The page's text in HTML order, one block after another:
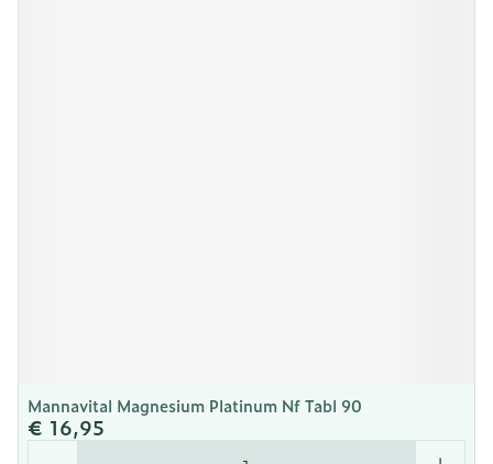
Mannavital Magnesium Platinum Nf Tabl 90
€ 16,95
Aantal